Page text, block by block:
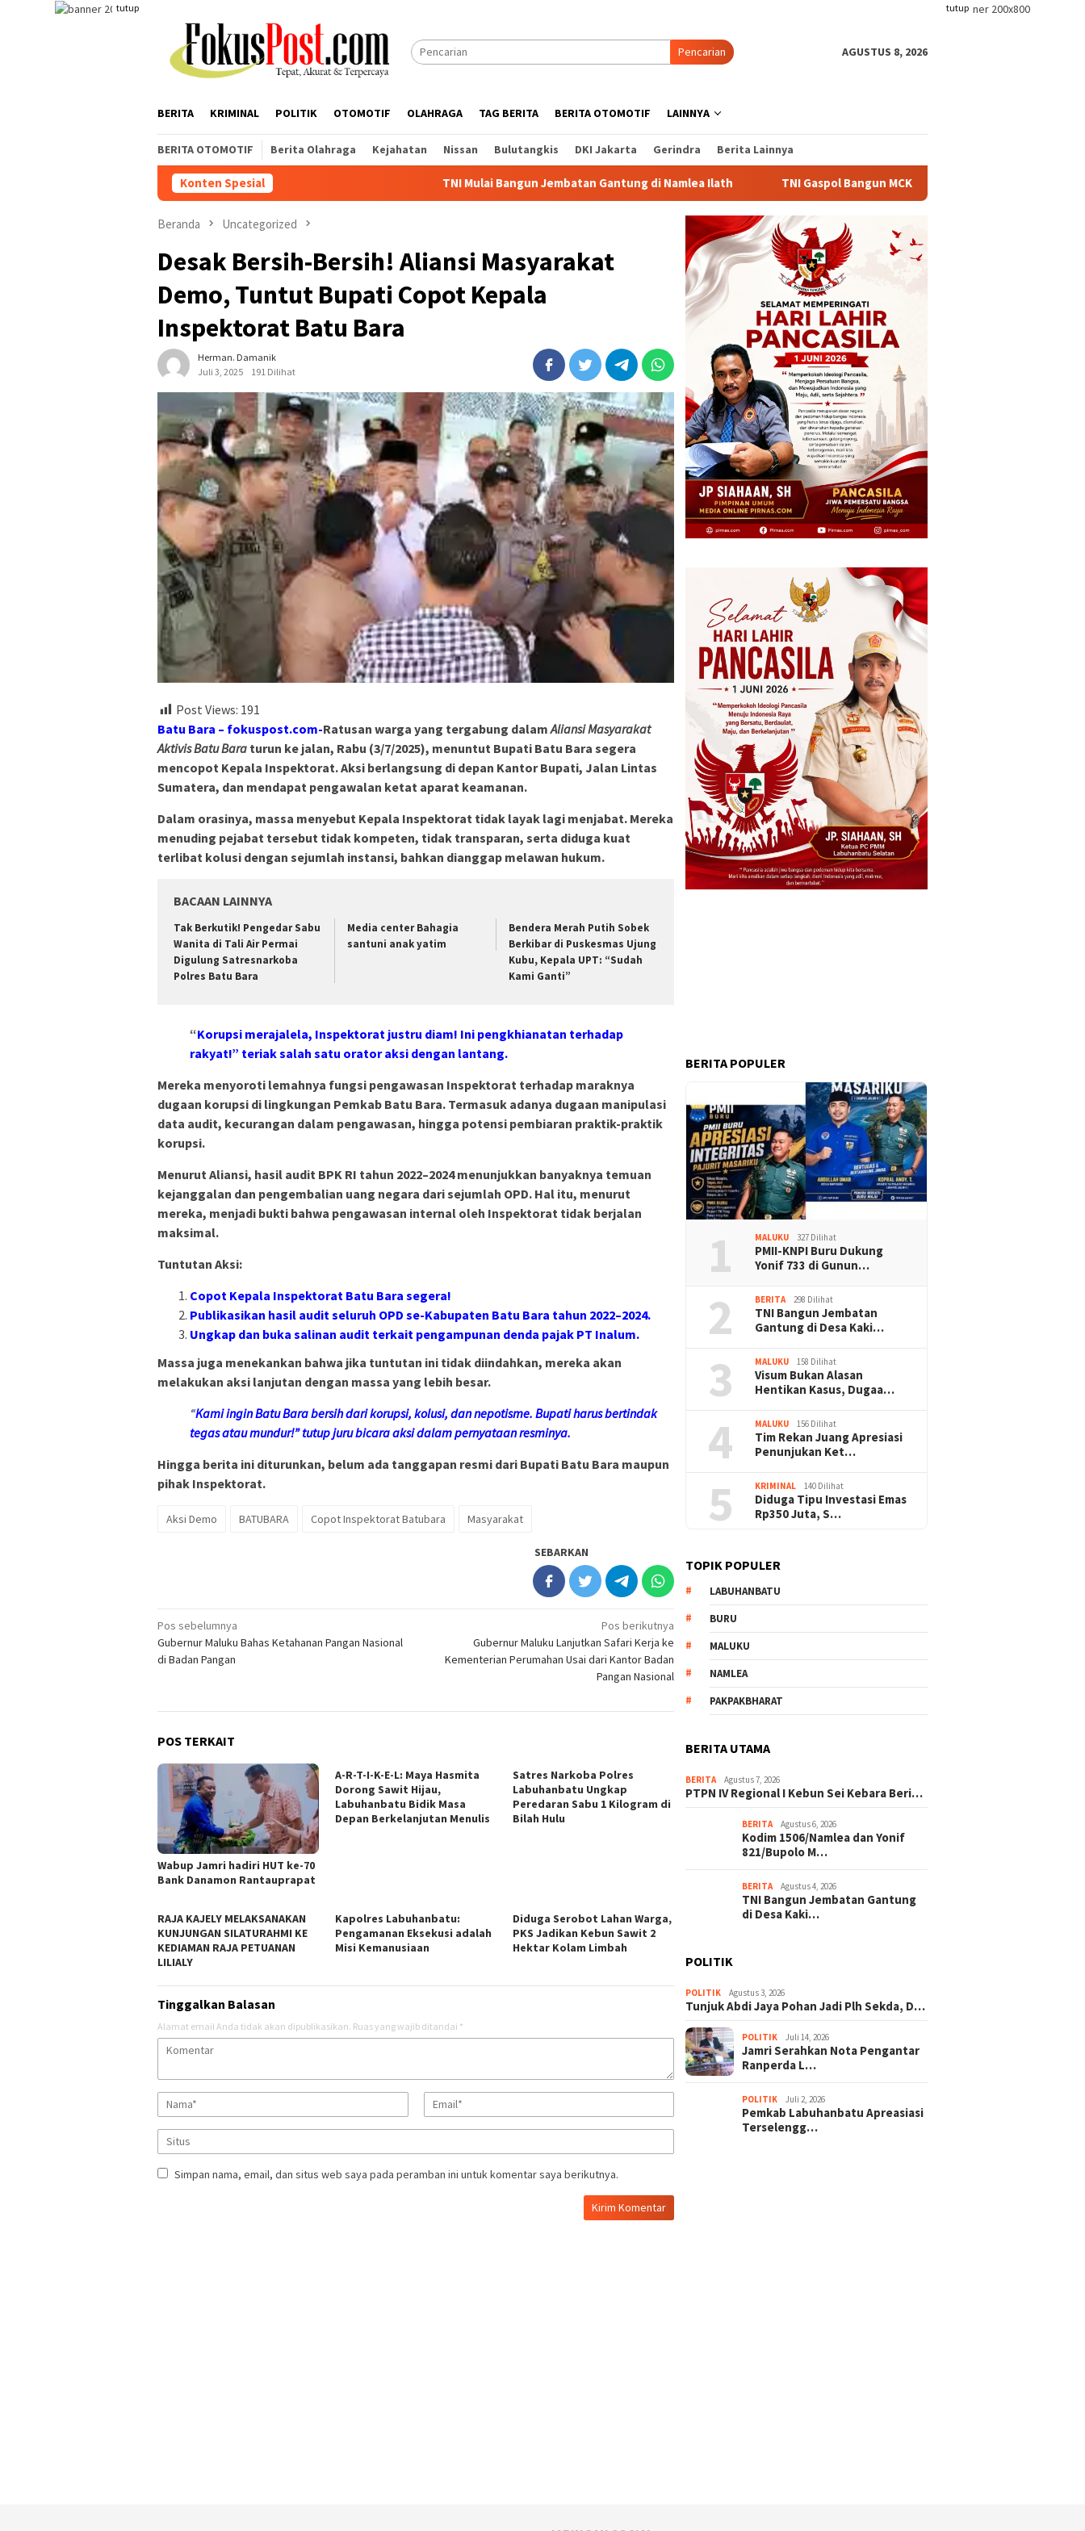
tutup tutup
Pencarian AGUSTUS 8, 2026
BERITA KRIMINAL POLITIK OTOMOTIF OLAHRAGA TAG BERITA BERITA OTOMOTIF LAINNYA
BERITA OTOMOTIF Berita Olahraga Kejahatan Nissan Bulutangkis DKI Jakarta Gerindra Berita Lainnya
Konten Spesial TNI Mulai Bangun Jembatan Gantung di Namlea Ilath TNI Gaspol Bangun MCK, Warga Tikbary Segera Nikmati Fasilitas
Beranda Uncategorized
Desak Bersih-Bersih! Aliansi Masyarakat
Demo, Tuntut Bupati Copot Kepala
Inspektorat Batu Bara
Herman. Damanik
Juli 3, 2025
191 Dilihat
Post Views: 191
Batu Bara – fokuspost.com-Ratusan warga yang tergabung dalamAliansi Masyarakat
Aktivis Batu Bara turun ke jalan, Rabu (3/7/2025), menuntut Bupati Batu Bara segera
mencopot Kepala Inspektorat. Aksi berlangsung di depan Kantor Bupati, Jalan Lintas
Sumatera, dan mendapat pengawalan ketat aparat keamanan.
Dalam orasinya, massa menyebut Kepala Inspektorat tidak layak lagi menjabat. Mereka
menuding pejabat tersebut tidak kompeten, tidak transparan, serta diduga kuat
terlibat kolusi dengan sejumlah instansi, bahkan dianggap melawan hukum.
BACAAN LAINNYA
Tak Berkutik! Pengedar Sabu
Wanita di Tali Air Permai
Digulung Satresnarkoba
Polres Batu Bara
Media center Bahagia
santuni anak yatim
Bendera Merah Putih Sobek
Berkibar di Puskesmas Ujung
Kubu, Kepala UPT: “Sudah
Kami Ganti”
“Korupsi merajalela, Inspektorat justru diam! Ini pengkhianatan terhadap
rakyat!” teriak salah satu orator aksi dengan lantang.
Mereka menyoroti lemahnya fungsi pengawasan Inspektorat terhadap maraknya
dugaan korupsi di lingkungan Pemkab Batu Bara. Termasuk adanya dugaan manipulasi
data audit, kecurangan dalam pengawasan, hingga potensi pembiaran praktik-praktik
korupsi.
Menurut Aliansi, hasil audit BPK RI tahun 2022–2024 menunjukkan banyaknya temuan
kejanggalan dan pengembalian uang negara dari sejumlah OPD. Hal itu, menurut
mereka, menjadi bukti bahwa pengawasan internal oleh Inspektorat tidak berjalan
maksimal.
Tuntutan Aksi:
Copot Kepala Inspektorat Batu Bara segera!
Publikasikan hasil audit seluruh OPD se-Kabupaten Batu Bara tahun 2022–2024.
Ungkap dan buka salinan audit terkait pengampunan denda pajak PT Inalum.
Massa juga menekankan bahwa jika tuntutan ini tidak diindahkan, mereka akan
melakukan aksi lanjutan dengan massa yang lebih besar.
“Kami ingin Batu Bara bersih dari korupsi, kolusi, dan nepotisme. Bupati harus bertindak
tegas atau mundur!” tutup juru bicara aksi dalam pernyataan resminya.
Hingga berita ini diturunkan, belum ada tanggapan resmi dari Bupati Batu Bara maupun
pihak Inspektorat.
Aksi Demo BATUBARA Copot Inspektorat Batubara Masyarakat
SEBARKAN
Navigasi
pos
Pos sebelumnya
Gubernur Maluku Bahas Ketahanan Pangan Nasional
di Badan Pangan
Pos berikutnya
Gubernur Maluku Lanjutkan Safari Kerja ke
Kementerian Perumahan Usai dari Kantor Badan
Pangan Nasional
POS TERKAIT
Wabup Jamri hadiri HUT ke-70
Bank Danamon Rantauprapat
A-R-T-I-K-E-L: Maya Hasmita
Dorong Sawit Hijau,
Labuhanbatu Bidik Masa
Depan Berkelanjutan Menulis
Satres Narkoba Polres
Labuhanbatu Ungkap
Peredaran Sabu 1 Kilogram di
Bilah Hulu
RAJA KAJELY MELAKSANAKAN
KUNJUNGAN SILATURAHMI KE
KEDIAMAN RAJA PETUANAN
LILIALY
Kapolres Labuhanbatu:
Pengamanan Eksekusi adalah
Misi Kemanusiaan
Diduga Serobot Lahan Warga,
PKS Jadikan Kebun Sawit 2
Hektar Kolam Limbah
Tinggalkan Balasan
Alamat email Anda tidak akan dipublikasikan. Ruas yang wajib ditandai *
Simpan nama, email, dan situs web saya pada peramban ini untuk komentar saya berikutnya.
BERITA POPULER
1 MALUKU 327 Dilihat
PMII-KNPI Buru Dukung
Yonif 733 di Gunun…
2 BERITA 298 Dilihat
TNI Bangun Jembatan
Gantung di Desa Kaki…
3 MALUKU 158 Dilihat
Visum Bukan Alasan
Hentikan Kasus, Dugaa…
4 MALUKU 156 Dilihat
Tim Rekan Juang Apresiasi
Penunjukan Ket…
5 KRIMINAL 140 Dilihat
Diduga Tipu Investasi Emas
Rp350 Juta, S…
TOPIK POPULER
LABUHANBATU
BURU
MALUKU
NAMLEA
PAKPAKBHARAT
BERITA UTAMA
BERITA Agustus 7, 2026
PTPN IV Regional I Kebun Sei Kebara Beri…
BERITA Agustus 6, 2026
Kodim 1506/Namlea dan Yonif
821/Bupolo M…
BERITA Agustus 4, 2026
TNI Bangun Jembatan Gantung
di Desa Kaki…
POLITIK
POLITIK Agustus 3, 2026
Tunjuk Abdi Jaya Pohan Jadi Plh Sekda, D…
POLITIK Juli 14, 2026
Jamri Serahkan Nota Pengantar
Ranperda L…
POLITIK Juli 2, 2026
Pemkab Labuhanbatu Apreasiasi
Terselengg…